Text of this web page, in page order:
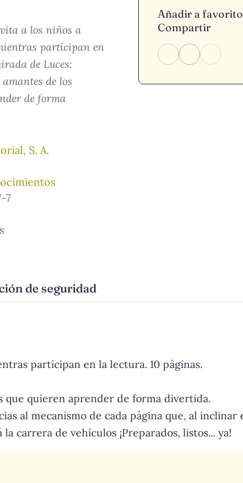
a los niños a
participan en
de Luces:
de los
de forma
S. A.
7
Añadir a
Compartir
de seguridad
participan en la lectura. 10 páginas.
que quieren aprender de forma divertida.
al mecanismo de cada página que, al inclinar
carrera de vehículos ¡Preparados, listos... ya!